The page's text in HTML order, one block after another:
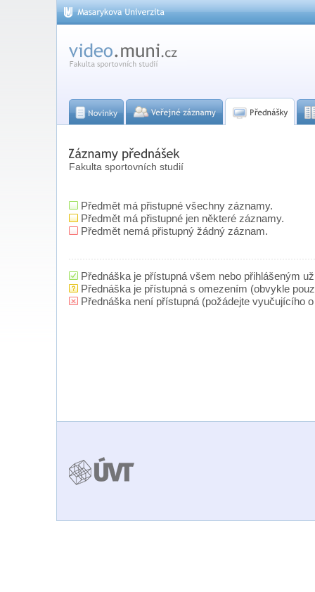
Fakulta sportovních studií
Předmět má přistupné všechny záznamy.
Předmět má přistupné jen některé záznamy.
Předmět nemá přistupný žádný záznam.
Přednáška je přístupná všem nebo přihlášeným
Přednáška je přístupná s omezením (obvykle
Přednáška není přístupná (požádejte vyučujícího